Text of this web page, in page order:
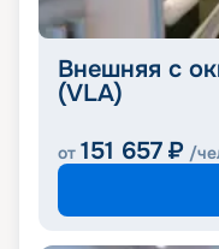
Внешняя с
(VLA)
от 151 657 ₽ /